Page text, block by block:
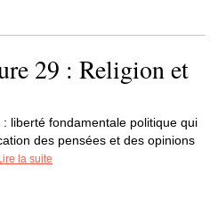
29 : Religion et
: liberté fondamentale politique qui
des pensées et des opinions
la suite